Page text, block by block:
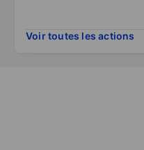
Voir toutes les actions